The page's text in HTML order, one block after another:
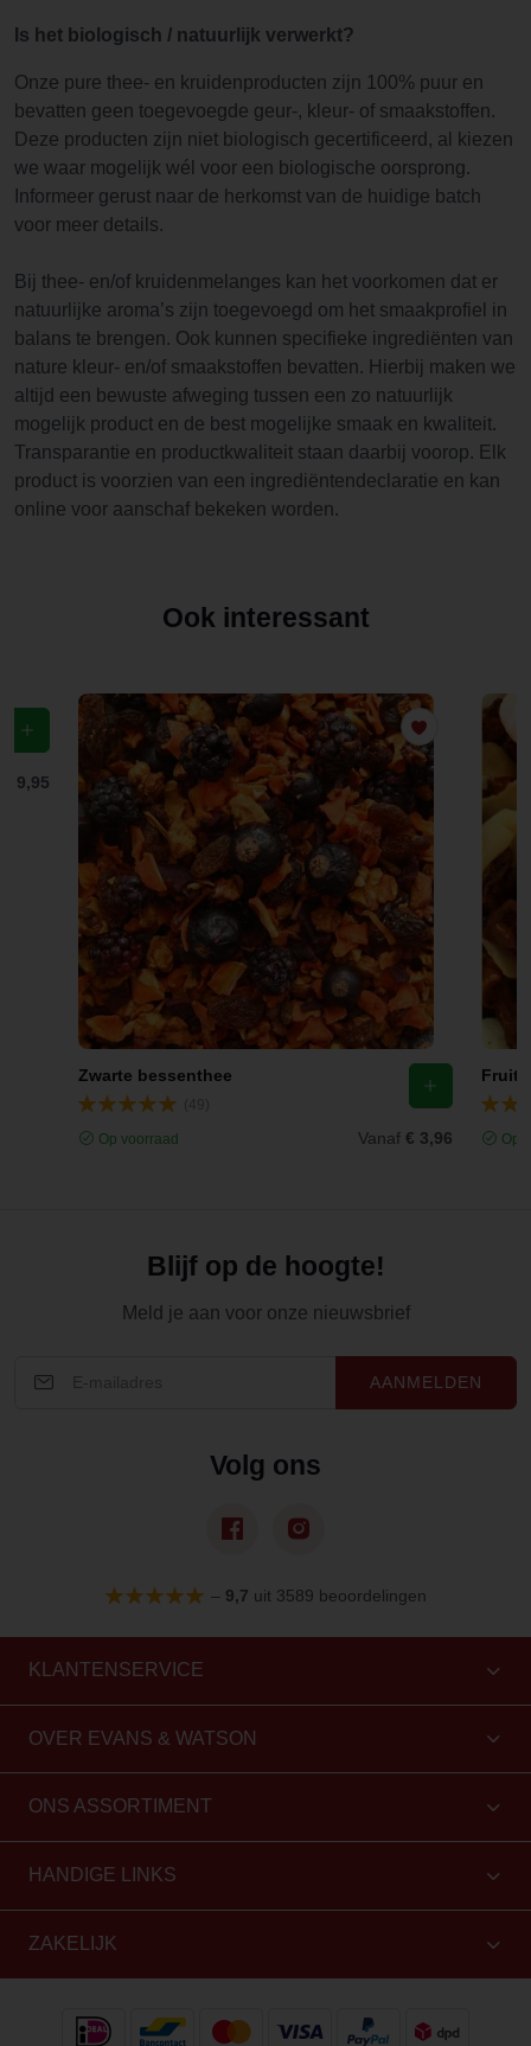
Is het biologisch / natuurlijk verwerkt?
Onze pure thee- en kruidenproducten zijn 100% puur en
bevatten geen toegevoegde geur-, kleur- of smaakstoffen.
Deze producten zijn niet biologisch gecertificeerd, al kiezen
we waar mogelijk wél voor een biologische oorsprong.
Informeer gerust naar de herkomst van de huidige batch
voor meer details.
Bij thee- en/of kruidenmelanges kan het voorkomen dat er
natuurlijke aroma’s zijn toegevoegd om het smaakprofiel in
balans te brengen. Ook kunnen specifieke ingrediënten van
nature kleur- en/of smaakstoffen bevatten. Hierbij maken we
altijd een bewuste afweging tussen een zo natuurlijk
mogelijk product en de best mogelijke smaak en kwaliteit.
Transparantie en productkwaliteit staan daarbij voorop. Elk
product is voorzien van een ingrediëntendeclaratie en kan
online voor aanschaf bekeken worden.
Ook interessant
€ 9,95
Zwarte bessenthee
Op voorraad Vanaf € 3,96 Op
Blijf op de hoogte!
Meld je aan voor onze nieuwsbrief
AANMELDEN
Volg ons
– 9,7 uit 3589 beoordelingen
KLANTENSERVICE
OVER EVANS & WATSON
ONS ASSORTIMENT
HANDIGE LINKS
ZAKELIJK